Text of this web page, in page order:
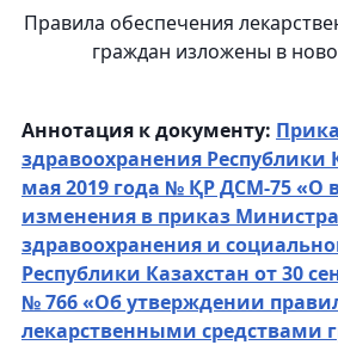
Правила обеспечения
граждан изложены в
Аннотация к документу:
здравоохранения Республики
мая 2019 года № ҚР ДСМ-75 «О
изменения в приказ Министра
здравоохранения и
Республики Казахстан от 30
№ 766 «Об утверждении
лекарственными средствами